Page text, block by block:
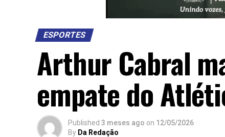
ESPORTES
Arthur Cabral
empate do
Published 3 meses ago on 12/05/2026
By Da Redação